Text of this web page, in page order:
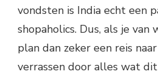
vondsten is India echt een
shopaholics. Dus, als je van
plan dan zeker een reis
verrassen door alles wat